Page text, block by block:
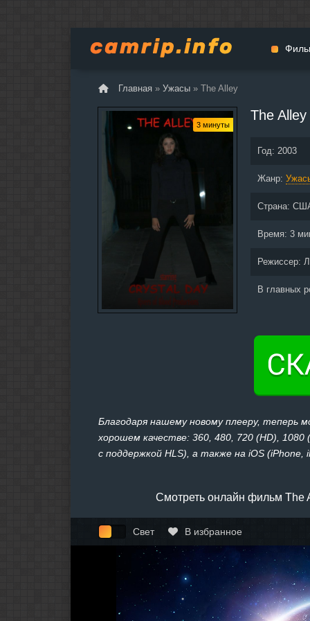
Главная » Ужасы » The Alley
3 минуты
The Alley
Год: 2003
Жанр:
Страна:
Время: 3
Режиссер:
В главных
Благодаря нашему новому плееру, теперь
хорошем качестве: 360, 480, 720 (HD),
с поддержкой HLS), а также на iOS (iPhone,
Смотреть онлайн фильм The
Свет В избранное
Вестерн
Драма